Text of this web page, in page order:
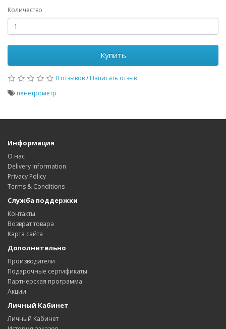
Количество
Купить
0 отзывов/ Написать отзыв
пенетрометр
Информация
О нас
Delivery Information
Privacy Policy
Terms & Conditions
Служба поддержки
Контакты
Возврат товара
Карта сайта
Дополнительно
Производители
Подарочные сертификаты
Партнерская программа
Акции
Личный Кабинет
Личный Кабинет